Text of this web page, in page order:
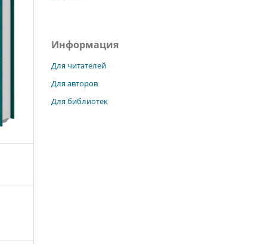
Информация
Для читателей
Для авторов
Для библиотек